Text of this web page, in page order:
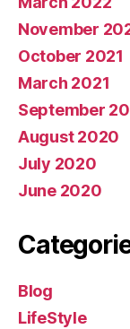
November
October 2021
March 2021
September
August 2020
July 2020
June 2020
Blog
LifeStyle